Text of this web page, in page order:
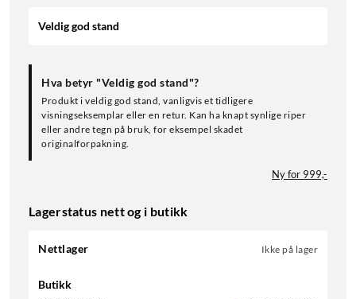
Veldig god stand
Hva betyr "Veldig god stand"?
Produkt i veldig god stand, vanligvis et tidligere
visningseksemplar eller en retur. Kan ha knapt synlige riper
eller andre tegn på bruk, for eksempel skadet
originalforpakning.
Ny for 999,-
Lagerstatus nett og i butikk
Nettlager Ikke på lager
Butikk